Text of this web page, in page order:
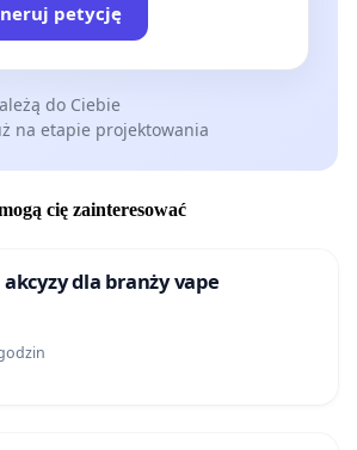
petycję
do Ciebie
na etapie projektowania
cię zainteresować
dla branży vape